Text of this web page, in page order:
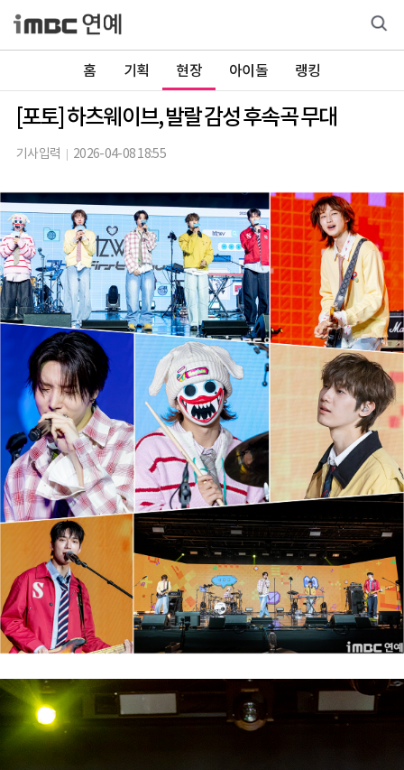
홈 기획 현장 아이돌 랭킹
[포토] 하츠웨이브, 발랄 감성 후속곡 무대
기사입력 2026-04-08 18:55